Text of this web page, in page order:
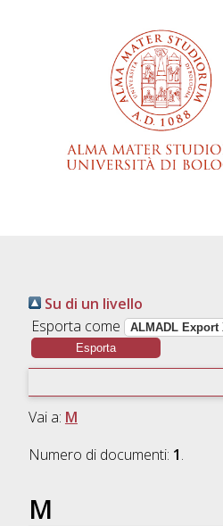
Su di un livello
Esporta come
Vai a: M
Numero di documenti: 1.
M